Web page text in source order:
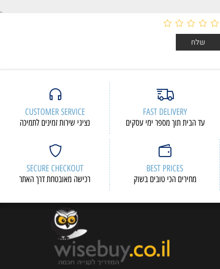
FAST DELIVERY
עד הבית תוך מספר ימי עסקים
CUSTOMER SERVICE
נציגי שירות זמינים לתמיכה
BEST PRICES
מחירים הכי טובים בשוק
SECURE CHECKOUT
רכישה מאובטחת דרך האתר